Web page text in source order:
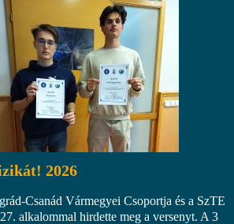
2026
Csanád Vármegyei Csoportja és a SzTE
alkalommal hirdette meg a versenyt. A 3